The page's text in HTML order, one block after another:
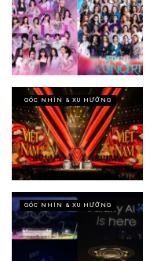
GÓC NHÌN & XU HƯỚNG
GÓC NHÌN & XU HƯỚNG